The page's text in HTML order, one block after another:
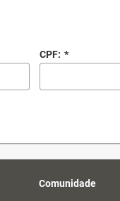
CPF: *
Comunidade